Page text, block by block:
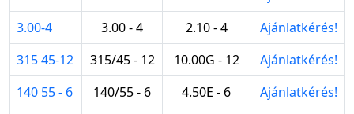
3.00-4
3.00 - 4 2.10 - 4
Ajánlatkérés!
315 45-12
315/45 - 12 10.00G - 12
Ajánlatkérés!
140 55 - 6
140/55 - 6 4.50E - 6
Ajánlatkérés!